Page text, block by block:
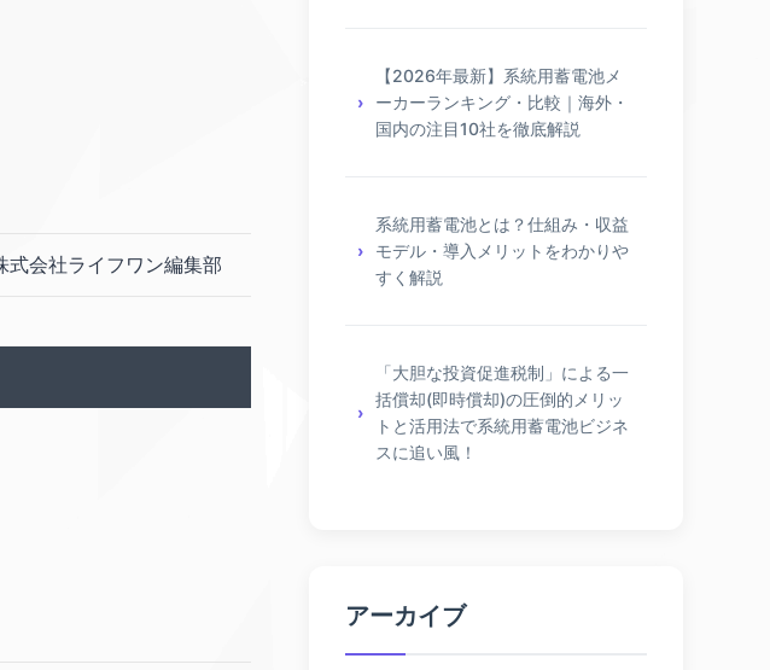
式会社ライフワン編集部
【2026年最新】系統用蓄電池メ
ーカーランキング・比較｜海外・
国内の注目10社を徹底解説
系統用蓄電池とは？仕組み・収益
モデル・導入メリットをわかりや
すく解説
「大胆な投資促進税制」による一
括償却(即時償却)の圧倒的メリッ
トと活用法で系統用蓄電池ビジネ
スに追い風！
アーカイブ